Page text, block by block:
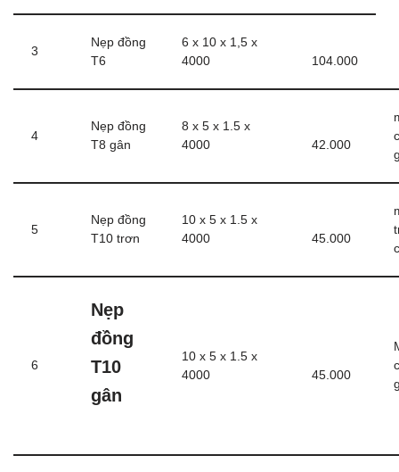
3
Nẹp đồng
T6
6 x 10 x 1,5 x
4000
104.000
4
Nẹp đồng
T8 gân
8 x 5 x 1.5 x
4000
42.000
5
Nẹp đồng
T10 trơn
10 x 5 x 1.5 x
4000
45.000
6
Nẹp
đồng
T10
gân
10 x 5 x 1.5 x
4000
45.000